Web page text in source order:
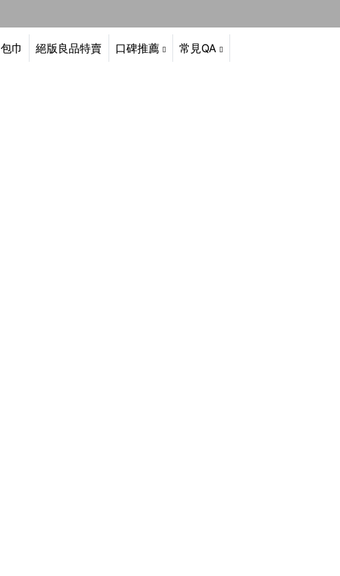
包巾 絕版良品特賣 口碑推薦 常見QA